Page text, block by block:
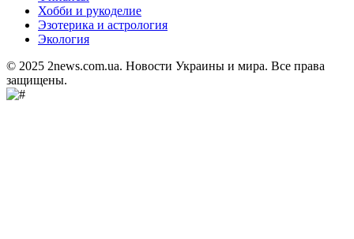
Хобби и рукоделие
Эзотерика и астрология
Экология
© 2025 2news.com.ua. Новости Украины и мира. Все права
защищены.